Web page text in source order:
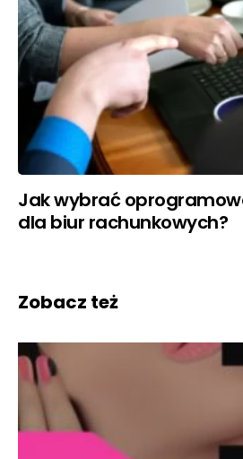
Jak wybrać
dla biur rachunkowych?
Zobacz też